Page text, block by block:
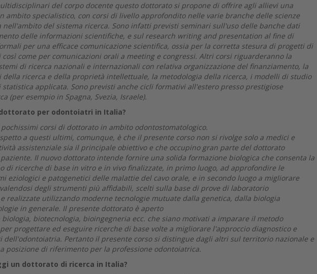
del corpo docente questo dottorato si propone di offrire agli allievi una
ambito specialistico, con corsi di livello approfondito nelle varie branche delle scienze
nell'ambito del sistema ricerca. Sono infatti previsti seminari sull'uso delle banche dati
delle informazioni scientifiche, e sul research writing and presentation al fine di
per una efficace comunicazione scientifica, ossia per la corretta stesura di progetti di
come per comunicazioni orali a meeting e congressi. Altri corsi riguarderanno la
di ricerca nazionali e internazionali con relativa organizzazione del finanziamento, la
della ricerca e della proprietà intellettuale, la metodologia della ricerca, i modelli di studio
applicata. Sono previsti anche cicli formativi all'estero presso prestigiose
(per esempio in Spagna, Svezia, Israele).
per odontoiatri in Italia?
corsi di dottorato in ambito odontostomatologico.
a questi ultimi, comunque, è che il presente corso non si rivolge solo a medici e
assistenziale sia il principale obiettivo e che occupino gran parte del dottorato
Il nuovo dottorato intende fornire una solida formazione biologica che consenta la
di ricerche di base in vitro e in vivo finalizzate, in primo luogo, ad approfondire le
eziologici e patogenetici delle malattie del cavo orale, e in secondo luogo a migliorare
degli strumenti più affidabili, scelti sulla base di prove di laboratorio
realizzate utilizzando moderne tecnologie mutuate dalla genetica, dalla biologia
in generale. Il presente dottorato è aperto
biotecnologia, bioingegneria ecc. che siano motivati a imparare il metodo
progettare ed eseguire ricerche di base volte a migliorare l'approccio diagnostico e
dell'odontoiatria. Pertanto il presente corso si distingue dagli altri sul territorio nazionale e
posizione di riferimento per la professione odontoiatrica.
un dottorato di ricerca in Italia?